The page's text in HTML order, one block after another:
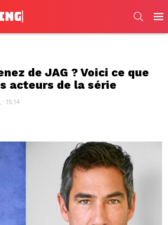
de JAG ? Voici ce que
acteurs de la série
15:14